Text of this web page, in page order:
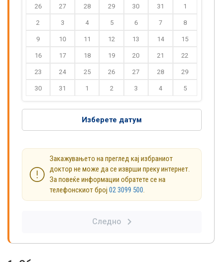
26 27 28 29 30 31 1
2 3 4 5 6 7 8
9 10 11 12 13 14 15
16 17 18 19 20 21 22
23 24 25 26 27 28 29
30 31 1 2 3 4 5
Изберете датум
Закажувањето на преглед кај избраниот
доктор не може да се изврши преку интернет.
За повеќе информации обратете се на
телефонскиот број 02 3099 500.
Следно